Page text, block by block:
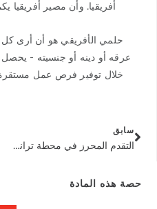
أفريقيا. وأن مصير أفريقيا
حلمي الأفريقي هو أن أرى
عرقه أو دينه أو جنسيته -
خلال توفير فرص عمل مستقرة
سابق
التقدم المحرز في محطة ترانس كورب أوغيلي لتوليد الكهرباء
حصة هذه المادة